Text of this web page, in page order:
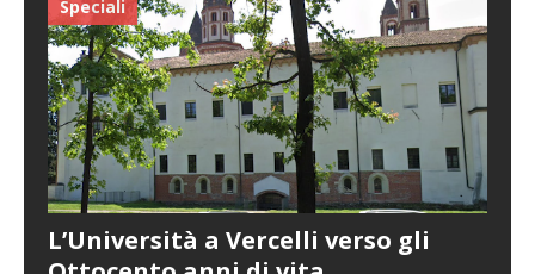
Speciali
L’Università a Vercelli verso gli